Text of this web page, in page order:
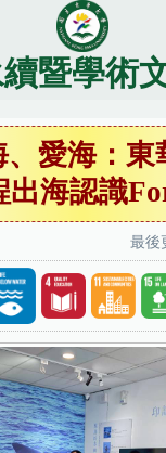
續暨學術
、愛海：東
出海認識
最後